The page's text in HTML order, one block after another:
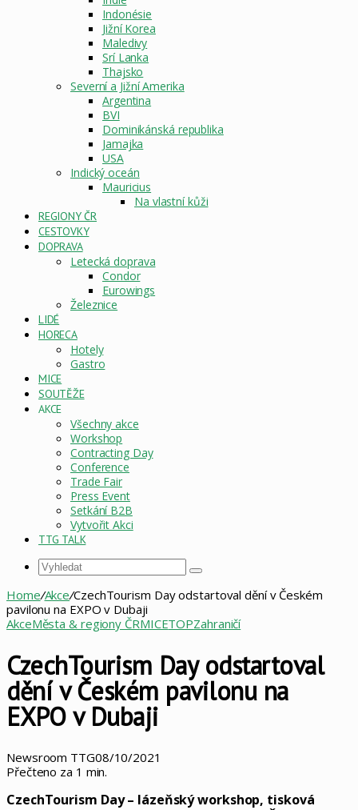
Indonésie
Jižní Korea
Maledivy
Srí Lanka
Thajsko
Severní a Jižní Amerika
Argentina
BVI
Dominikánská republika
Jamajka
USA
Indický oceán
Mauricius
Na vlastní kůži
REGIONY ČR
CESTOVKY
DOPRAVA
Letecká doprava
Condor
Eurowings
Železnice
LIDÉ
HORECA
Hotely
Gastro
MICE
SOUTĚŽE
AKCE
Všechny akce
Workshop
Contracting Day
Conference
Trade Fair
Press Event
Setkání B2B
Vytvořit Akci
TTG TALK
Vyhledat
Home/Akce/CzechTourism Day odstartoval dění v Českém
pavilonu na EXPO v Dubaji
AkceMěsta & regiony ČRMICETOPZahraničí
CzechTourism Day odstartoval
dění v Českém pavilonu na
EXPO v Dubaji
Newsroom TTG08/10/2021
Přečteno za 1 min.
CzechTourism Day – lázeňský workshop, tisková